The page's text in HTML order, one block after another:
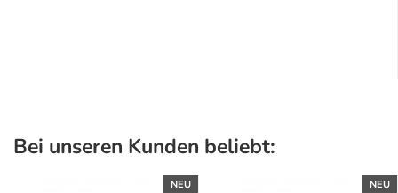
Bei unseren Kunden beliebt:
NEU NEU